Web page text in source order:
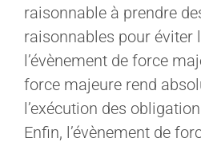
raisonnable à prendre
raisonnables pour éviter
l’évènement de force
force majeure rend
l’exécution des
Enfin, l’évènement de